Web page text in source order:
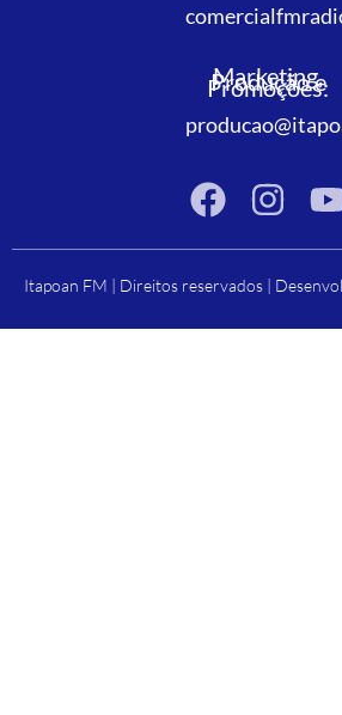
Marketing,
Produção e
Promoções:
Itapoan FM | Direitos reservados |